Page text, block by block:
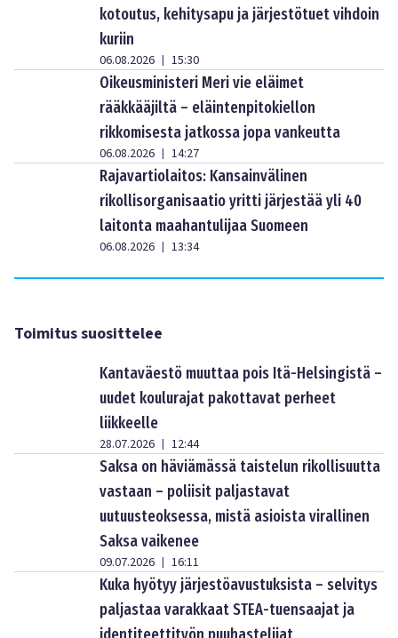
kotoutus, kehitysapu ja järjestötuet vihdoin
kuriin
06.08.2026 | 15:30
Oikeusministeri Meri vie eläimet
rääkkääjiltä – eläintenpitokiellon
rikkomisesta jatkossa jopa vankeutta
06.08.2026 | 14:27
Rajavartiolaitos: Kansainvälinen
rikollisorganisaatio yritti järjestää yli 40
laitonta maahantulijaa Suomeen
06.08.2026 | 13:34
Toimitus suosittelee
Kantaväestö muuttaa pois Itä-Helsingistä –
uudet koulurajat pakottavat perheet
liikkeelle
28.07.2026 | 12:44
Saksa on häviämässä taistelun rikollisuutta
vastaan – poliisit paljastavat
uutuusteoksessa, mistä asioista virallinen
Saksa vaikenee
09.07.2026 | 16:11
Kuka hyötyy järjestöavustuksista – selvitys
paljastaa varakkaat STEA-tuensaajat ja